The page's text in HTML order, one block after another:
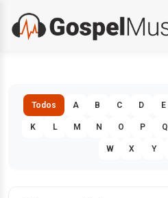
Todos A B C D E
K L M N O P Q
W X Y